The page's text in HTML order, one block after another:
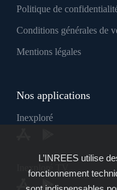
Politique de
Conditions générales de
Mentions légales
Nos applications
Inexploré
Inexploré TV
L’INREES utilise
fonctionnement